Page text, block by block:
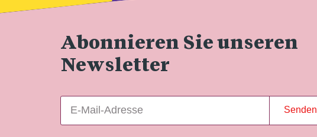
Abonnieren Sie unseren
Newsletter
Senden